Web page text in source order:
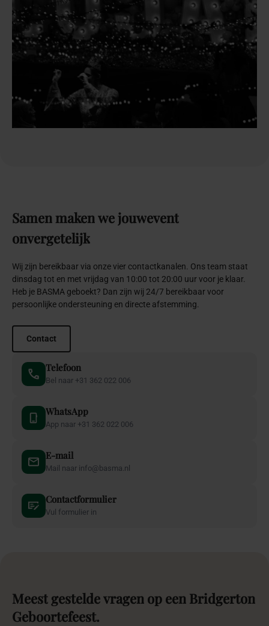
Samen makenwejouwevent
onvergetelijk
Wij zijn bereikbaar via onze vier contactkanalen. Ons team staat
dinsdag tot en met vrijdag van 10:00 tot 20:00 uur voor je klaar.
Heb je BASMA geboekt? Dan zijn wij 24/7 bereikbaar voor
persoonlijke ondersteuning en directe afstemming.
Contact
Telefoon
Bel naar +31 362 022 006
WhatsApp
App naar +31 362 022 006
E-mail
Mail naar info@basma.nl
Contactformulier
Vul formulier in
Meest gesteldevragen op een Bridgerton
Geboortefeest.